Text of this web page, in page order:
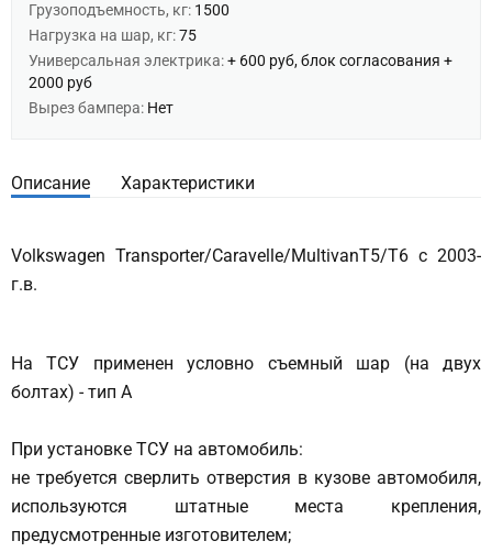
Грузоподъемность, кг: 1500
Нагрузка на шар, кг:75
Универсальная электрика:+ 600 руб, блок согласования +
2000 руб
Вырез бампера: Нет
Описание Характеристики
Volkswagen Transporter/Caravelle/MultivanТ5/T6 с 2003-
г.в.
На ТСУ применен условно съемный шар (на двух
болтах) - тип А
При установке ТСУ на автомобиль:
не требуется сверлить отверстия в кузове автомобиля,
используются штатные места крепления,
предусмотренные изготовителем;